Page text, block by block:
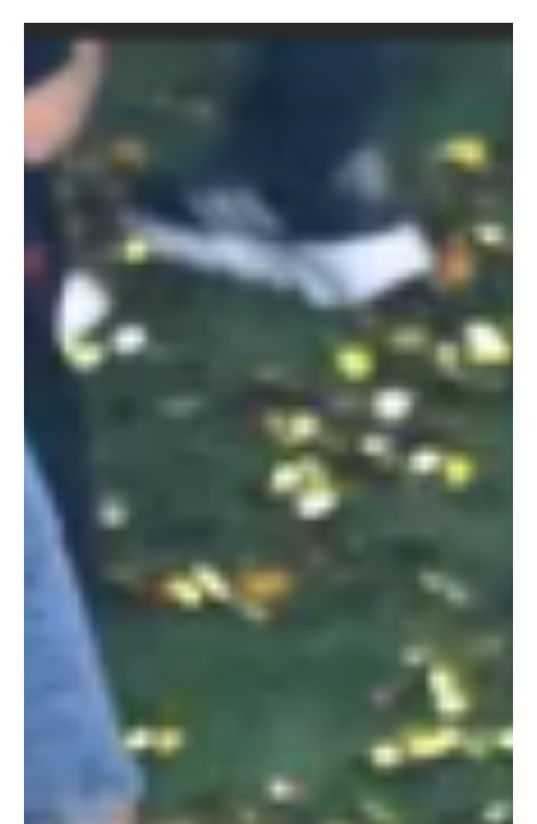
11 de fev. 2 min de leitura
Flamengo vence fora, não convence, mas ganha
fôlego com boas notícias no Brasileirão
Foto: Arquivo Internet O Flamengo saiu do Barradão com os três
pontos, mas passou longe de empolgar. A vitória por 2 a 1 sobre o
Vitória, pela terceira rodada do Brasileirão, entra facilmente na
lista das atuações mais preocupantes da equipe sob o comando
de Filipe Luís. Ainda assim, no cenário atual, vencer era mais
urgente do que jogar bonito. O time voltou a apresentar
dificuldades claras na saída de bola, erros técnicos em excesso e